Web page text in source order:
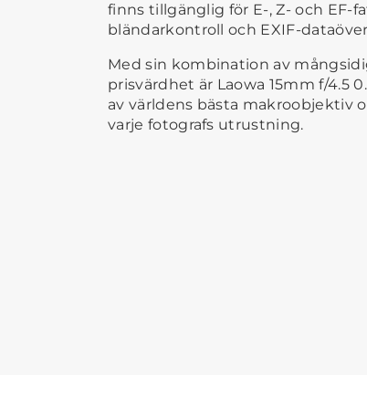
finns tillgänglig för E-, Z- och EF-
bländarkontroll och EXIF-
Med sin kombination av
prisvärdhet är Laowa 15mm f/4.5
av världens bästa makroobjektiv
varje fotografs utrustning.